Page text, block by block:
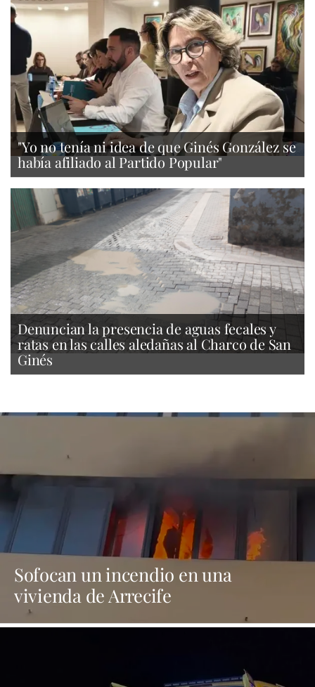
"Yo no tenía ni idea de que Ginés González se
había afiliado al Partido Popular"
Denuncian la presencia de aguas fecales y
ratas en las calles aledañas al Charco de San
Ginés
Sofocan un incendio en una
vivienda de Arrecife